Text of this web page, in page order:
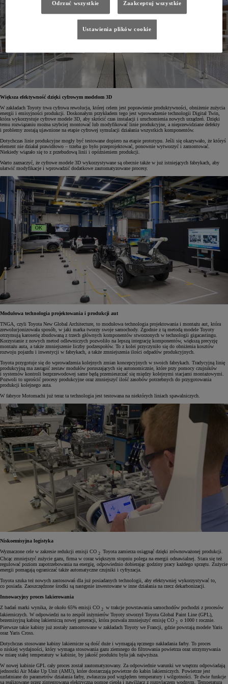
Większa efektywność dzięki cyfrowym modelom 3D
W zakładach Toyoty trwa cyfrowa rewolucja, której celem jest poprawienie produktywności, obniżenie zużycia
energii i emisyjności produkcji. Doskonałym przykładem tego jest wprowadzenie technologii Digital Twin,
która wykorzystuje cyfrowe modele 3D, aby skrócić czas instalacji i uruchomienia nowych urządzeń. Dzięki
temu rozwiązaniu można szybciej montować lub modyfikować linie produkcyjne, a nieprzewidziane defekty
i problemy zostają ujawnione na etapie cyfrowej symulacji działania wszystkich komponentów.
Dotychczas linie produkcyjne mogły być testowane dopiero na etapie prototypu. Jeśli się okazywało, że któryś
element nie działał prawidłowo – trzeba go było przeprojektować, ponownie wytworzyć i zamontować.
Niekiedy wiązało się to z przebudową linii i opóźnieniem produkcji.
Warto zaznaczyć, że cyfrowe modele 3D wykorzystywane są obecnie także w już istniejących fabrykach, aby
ułatwić modyfikacje i wprowadzić dodatkowe zautomatyzowane procesy.
Modułowa technologia projektowania i produkcji aut
TNGA, czyli Toyota New Global Architecture, to modułowa technologia projektowania i montażu aut, która
zrewolucjonizowała sposób, w jaki marka tworzy swoje samochody. Zgodnie z tą metodą modele Toyoty
otrzymują karoserię zbudowaną z trzech głównych komponentów stworzonych w technologii gigacastingu.
Korzystanie z nowych metod odlewniczych pozwoliło na lepszą integrację komponentów, większą precyzję
montażu auta, a także zmniejszenie liczby podzespołów. To z kolei przyczyniło się do obniżenia kosztów
rozwoju pojazdu i inwestycji w fabrykach, a także zmniejszenia ilości odpadów produkcyjnych.
Toyota przygotuje się do wprowadzenia kolejnych zmian koncepcyjnych w swoich fabrykach. Tradycyjną linię
produkcyjną ma zastąpić zestaw modułów poruszających się autonomicznie, które przy pomocy czujników
i systemów kontroli bezprzewodowej same będą przemieszczać się między kolejnymi stacjami montażowymi.
Pozwoli to uprościć procesy produkcyjne oraz zmniejszyć ilość zasobów potrzebnych do przygotowania
produkcji kolejnego auta.
W fabryce Motomachi już teraz ta technologia jest testowana na niektórych liniach spawalniczych.
Niskoemisyjna logistyka
Wyznaczone cele w zakresie redukcji emisji CO 2 Toyota zamierza osiągnąć dzięki zrównoważonej produkcji.
Chcąc zmniejszyć zużycie gazu, firma w coraz większym stopniu polega na energii odnawialnej. Stara się też
regulować poziom zapotrzebowania na energię, odpowiednio dobierając godziny pracy każdego sprzętu. Zużycie
energii pomagają ograniczać także automatyczne czujniki i cyfryzacja.
Toyota szuka też nowych zastosowań dla już posiadanych technologii, aby efektywniej wykorzystywać to,
co posiada. Zaoszczędzone środki są następnie inwestowane w inne działania na rzecz dekarbonizacji.
Innowacyjny proces lakierowania
Z badań marki wynika, że około 65% emisji CO 2 w trakcje powstawania samochodów pochodzi z procesów
lakierniczych. W odpowiedzi na to zespół inżynierów Toyoty stworzył Toyota Global Paint Line (GPL),
bezemisyjną kabinę lakierniczą nowej generacji, która pozwala zmniejszyć emisję CO 2 o 1000 t rocznie.
Pierwsze takie kabiny już zostały zamontowane w zakładach Toyoty we Francji, gdzie powstają modele Yaris
oraz Yaris Cross.
Dotychczas stosowane kabiny lakiernicze są dość duże i wymagają ręcznego nakładania farby. To proces
o niskiej wydajności, który wymaga stosowania gazu ziemnego do filtrowania powietrza oraz utrzymywania
w miarę stałej temperatury w kabinie, by jakość produktu była jak najwyższa.
W nowej kabinie GPL cały proces został zautomatyzowany. Za odpowiednie warunki we wnętrzu odpowiadają
jednostki Air Make Up Unit (AMU), które dostarczają powietrze do kabin lakierniczych. Powietrze jest
uzdatniane do parametrów działania farby, zwłaszcza pod względem temperatury i wilgotności. Te dwie funkcje
są realizowane przez zintegrowaną elektryczną pompę ciepła i nawilżacz z rozpylaczem wodnym. Temperatura
Odrzuć wszystkie Zaakceptuj wszystkie
Ustawienia plików cookie